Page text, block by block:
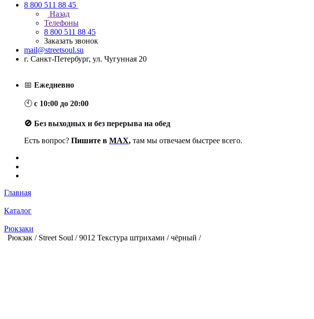
8 800 511 88 45
Назад
Телефоны
8 800 511 88 45
Заказать звонок
mail@streetsoul.su
г. Санкт-Петербург, ул. Чугунная 20
📅 Ежедневно
🕙 с 10:00 до 20:00
🚫 Без выходных и без перерыва на обед
Есть вопрос? Пишите в MAX, там мы отвечаем быстрее всего.
Главная
Каталог
Рюкзаки
Рюкзак / Street Soul / 9012 Текстура штрихами / чёрный /